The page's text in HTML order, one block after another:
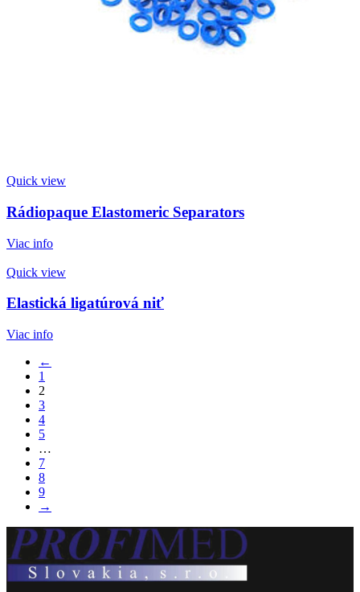
Quick view
Rádiopaque Elastomeric Separators
Viac info
Quick view
Elastická ligatúrová niť
Viac info
←
1
2
3
4
5
…
7
8
9
→